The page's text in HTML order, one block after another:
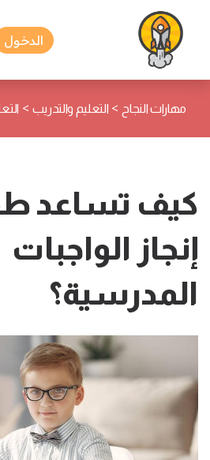
الدخول
مهارات النجاح > التعليم والتدريب >
كيف تساعد
إنجاز الواجبات
المدرسية؟